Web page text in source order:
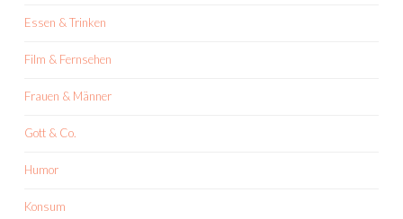
Essen & Trinken
Film & Fernsehen
Frauen & Männer
Gott & Co.
Humor
Konsum